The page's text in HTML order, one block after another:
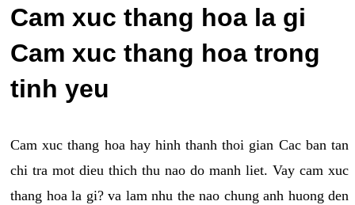
Cam xuc thang hoa la gi
Cam xuc thang hoa trong
tinh yeu
Cam xuc thang hoa hay hinh thanh thoi gian Cac ban tan
chi tra mot dieu thich thu nao do manh liet. Vay cam xuc
thang hoa la gi? va lam nhu the nao chung anh huong den